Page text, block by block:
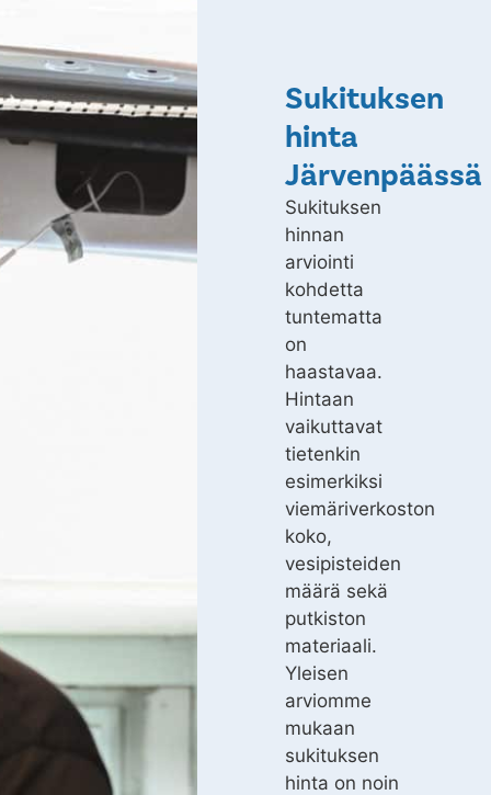
Sukituksen
hinta
Järvenpäässä
Sukituksen
hinnan
arviointi
kohdetta
tuntematta
on
haastavaa.
Hintaan
vaikuttavat
tietenkin
esimerkiksi
viemäriverkoston
koko,
vesipisteiden
määrä sekä
putkiston
materiaali.
Yleisen
arviomme
mukaan
sukituksen
hinta on noin